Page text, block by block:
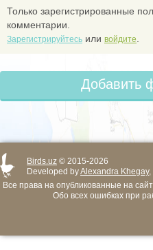
Только зарегистрированные
комментарии.
Зарегистрируйтесь или войдите
Добавить
Birds.uz © 2015-2026
Developed byAlexandra Khegay,
Все права на опубликованные на
Обо всех ошибках при